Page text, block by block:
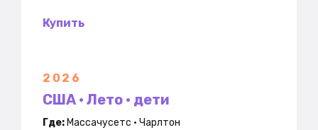
Купить
2026
США • Лето • дети
Где: Массачусетс • Чарлтон